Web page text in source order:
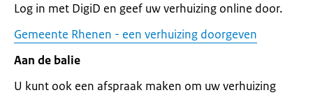
Log in met DigiD en geef uw verhuizing online door.
Gemeente Rhenen - een verhuizing doorgeven
Aan de balie
U kunt ook een afspraak maken om uw verhuizing